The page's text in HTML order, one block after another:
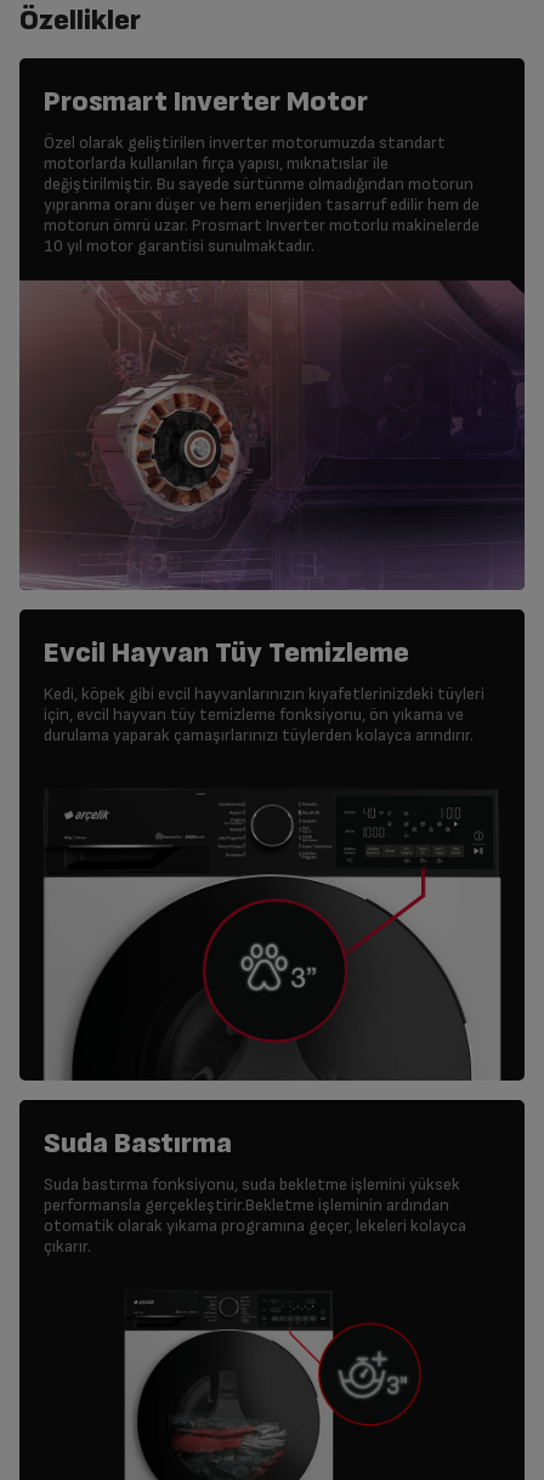
Özellikler
Prosmart Inverter Motor
Özel olarak geliştirilen inverter motorumuzda standart
motorlarda kullanılan fırça yapısı, mıknatıslar ile
değiştirilmiştir. Bu sayede sürtünme olmadığından motorun
yıpranma oranı düşer ve hem enerjiden tasarruf edilir hem de
motorun ömrü uzar. Prosmart Inverter motorlu makinelerde
10 yıl motor garantisi sunulmaktadır.
Evcil Hayvan Tüy Temizleme
Kedi, köpek gibi evcil hayvanlarınızın kıyafetlerinizdeki tüyleri
için, evcil hayvan tüy temizleme fonksiyonu, ön yıkama ve
durulama yaparak çamaşırlarınızı tüylerden kolayca arındırır.
Suda Bastırma
Suda bastırma fonksiyonu, suda bekletme işlemini yüksek
performansla gerçekleştirir.Bekletme işleminin ardından
otomatik olarak yıkama programına geçer, lekeleri kolayca
çıkarır.